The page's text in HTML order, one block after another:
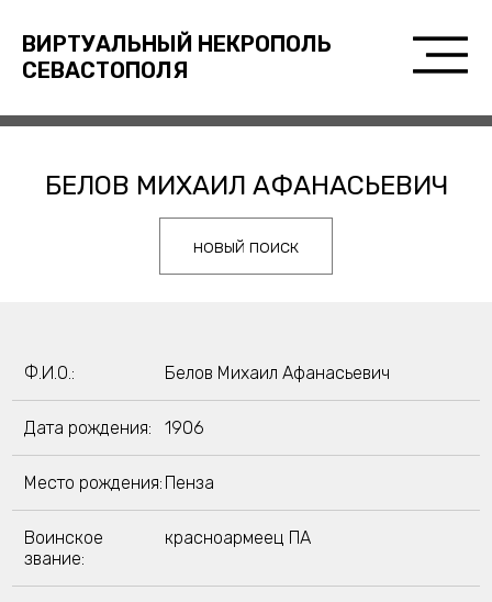
ВИРТУАЛЬНЫЙ НЕКРОПОЛЬ
СЕВАСТОПОЛЯ
БЕЛОВ МИХАИЛ АФАНАСЬЕВИЧ
новый поиск
Ф.И.О.: Белов Михаил Афанасьевич
Дата рождения: 1906
Место рождения: Пенза
Воинское
звание:
красноармеец ПА